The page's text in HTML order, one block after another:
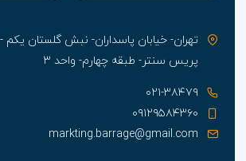
تهران- خیابان پاسداران- نبش گلستان
پریس سنتر- طبقه چهارم- واحد ۳
۰۲۱-۳۸۴۷۹
۰۹۱۲۹۵۸۴۳۶۰
markting.barrage@gmail.com